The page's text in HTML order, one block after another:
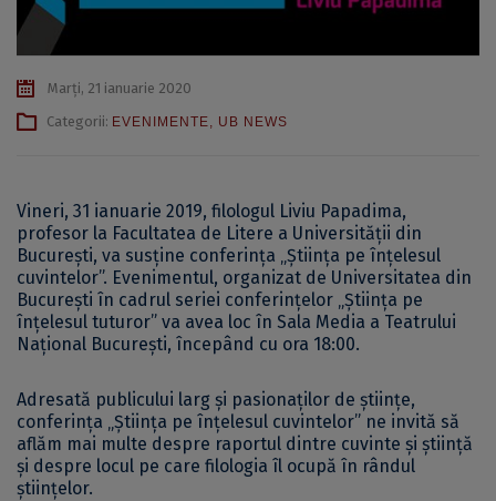
Marți, 21 ianuarie 2020
Categorii: EVENIMENTE, UB NEWS
Vineri, 31 ianuarie 2019, filologul Liviu Papadima,
profesor la Facultatea de Litere a Universității din
București, va susține conferința „Știința pe înțelesul
cuvintelor”. Evenimentul, organizat de Universitatea din
București în cadrul seriei conferințelor „Știința pe
înțelesul tuturor” va avea loc în Sala Media a Teatrului
Național București, începând cu ora 18:00.
Adresată publicului larg și pasionaților de științe,
conferința „Știința pe înțelesul cuvintelor” ne invită să
aflăm mai multe despre raportul dintre cuvinte și știință
și despre locul pe care filologia îl ocupă în rândul
științelor.